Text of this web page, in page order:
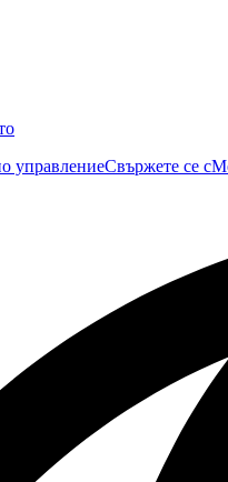
управлениеСвържете се с